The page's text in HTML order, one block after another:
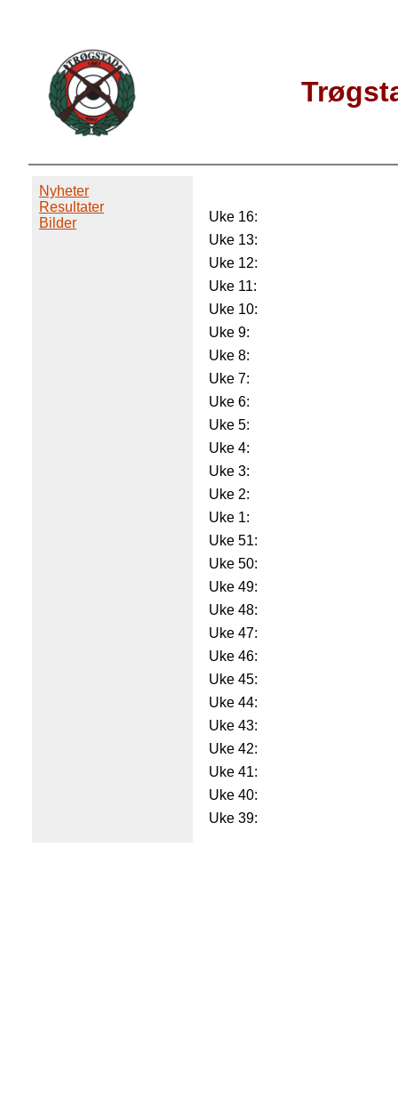
Nyheter
Resultater
Bilder
Uke 16:
Uke 13:
Uke 12:
Uke 11:
Uke 10:
Uke 9:
Uke 8:
Uke 7:
Uke 6:
Uke 5:
Uke 4:
Uke 3:
Uke 2:
Uke 1:
Uke 51:
Uke 50:
Uke 49:
Uke 48:
Uke 47:
Uke 46:
Uke 45:
Uke 44:
Uke 43:
Uke 42:
Uke 41:
Uke 40:
Uke 39: